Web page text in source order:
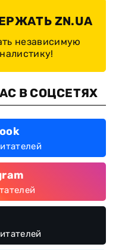
ZN.UA
независимую
В СОЦСЕТЯХ